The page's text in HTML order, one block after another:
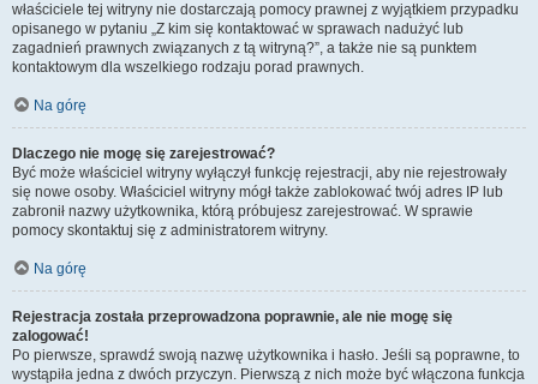
właściciele tej witryny nie dostarczają pomocy prawnej z wyjątkiem przypadku
opisanego w pytaniu „Z kim się kontaktować w sprawach nadużyć lub
zagadnień prawnych związanych z tą witryną?”, a także nie są punktem
kontaktowym dla wszelkiego rodzaju porad prawnych.
Na górę
Dlaczego nie mogę się zarejestrować?
Być może właściciel witryny wyłączył funkcję rejestracji, aby nie rejestrowały
się nowe osoby. Właściciel witryny mógł także zablokować twój adres IP lub
zabronił nazwy użytkownika, którą próbujesz zarejestrować. W sprawie
pomocy skontaktuj się z administratorem witryny.
Na górę
Rejestracja została przeprowadzona poprawnie, ale nie mogę się
zalogować!
Po pierwsze, sprawdź swoją nazwę użytkownika i hasło. Jeśli są poprawne, to
wystąpiła jedna z dwóch przyczyn. Pierwszą z nich może być włączona funkcja